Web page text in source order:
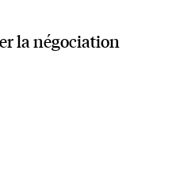
la négociation